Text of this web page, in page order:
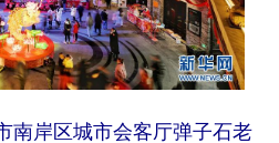
南岸区城市会客厅弹子石老